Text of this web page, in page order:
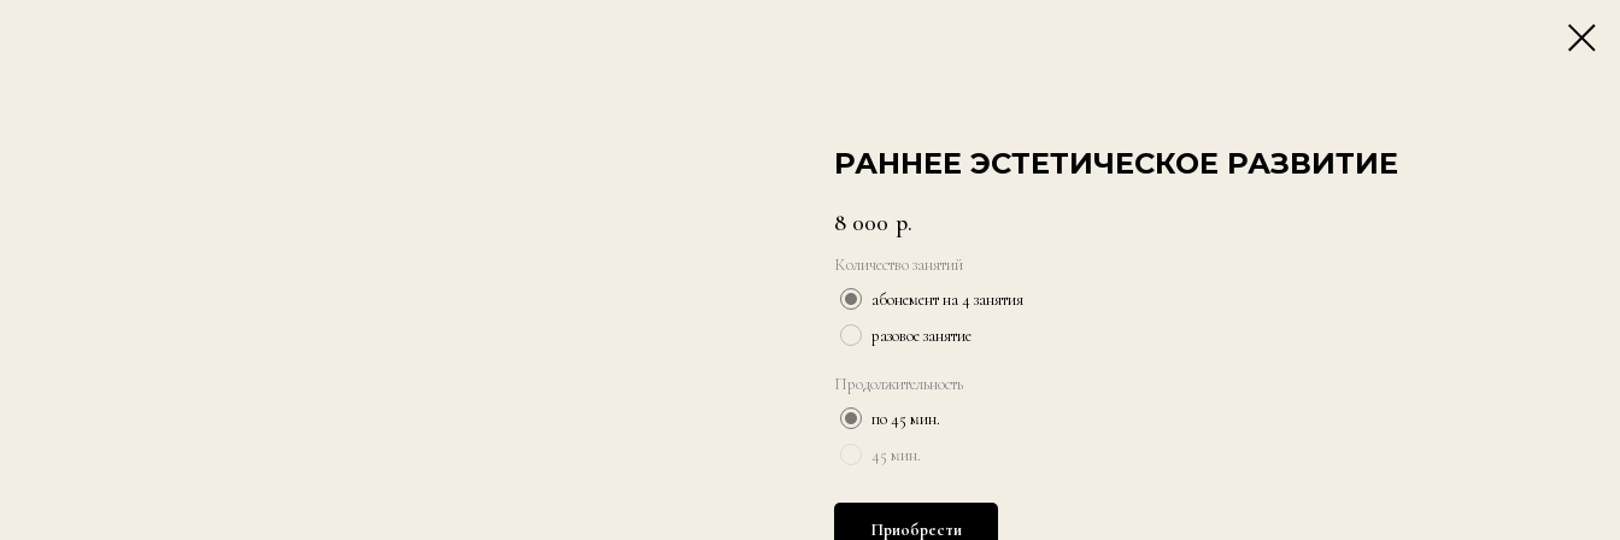
РАННЕЕ ЭСТЕТИЧЕСКОЕ РАЗВИТИЕ
8 000 р.
Количество занятий
абонемент на 4 занятия
разовое занятие
Продолжительность
по 45 мин.
45 мин.
Приобрести